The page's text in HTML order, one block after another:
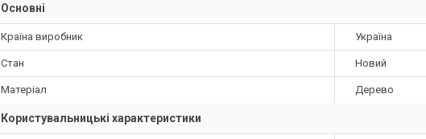
Основні
Країна виробник Україна
Стан Новий
Матеріал Дерево
Користувальницькі характеристики